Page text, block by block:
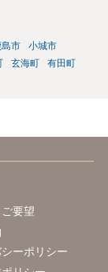
島市
小城市
玄海町
有田町
要望
ーポリシー